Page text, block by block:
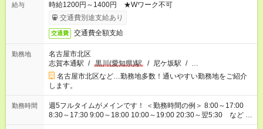
給与
時給1200円～1400円 ★Wワーク不可
交通費別途支給あり
交通費 交通費全額支給
勤務地
名古屋市北区
志賀本通駅 / 黒川(愛知県)駅 / 尼ケ坂駅 / …
名古屋市北区など…勤務地多数！通いやすい勤務地をご紹介
します。
勤務時間
週5フルタイムがメインです！ ＜勤務時間の例＞ 8:00～17:00
8:30～17:30 9:00～18:00 10:00～19:00 20:30～翌5:30 など ★
その他にも勤務時間多数！ 日勤のみ、残業なし、交替制など